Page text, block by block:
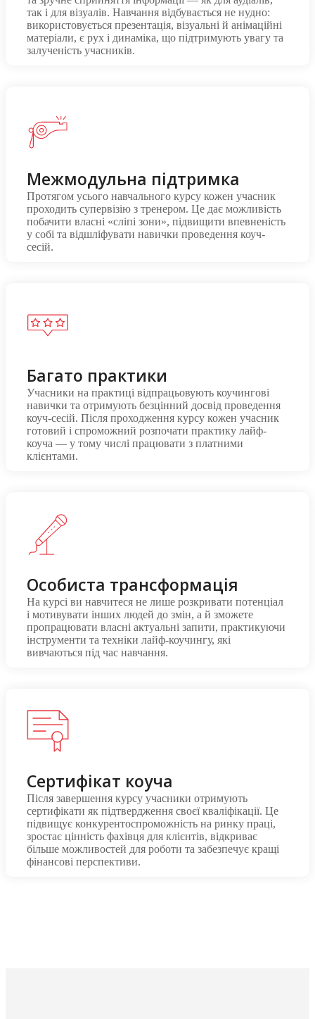
так і для візуалів. Навчання відбувається не нудно:
використовується презентація, візуальні й анімаційні
матеріали, є рух і динаміка, що підтримують увагу та
залученість учасників.
Межмодульна підтримка
Протягом усього навчального курсу кожен учасник
проходить супервізію з тренером. Це дає можливість
побачити власні «сліпі зони», підвищити впевненість
у собі та відшліфувати навички проведення коуч-
сесій.
Багато практики
Учасники на практиці відпрацьовують коучингові
навички та отримують безцінний досвід проведення
коуч-сесій. Після проходження курсу кожен учасник
готовий і спроможний розпочати практику лайф-
коуча — у тому числі працювати з платними
клієнтами.
Особиста трансформація
На курсі ви навчитеся не лише розкривати потенціал
і мотивувати інших людей до змін, а й зможете
пропрацювати власні актуальні запити, практикуючи
інструменти та техніки лайф-коучингу, які
вивчаються під час навчання.
Сертифікат коуча
Після завершення курсу учасники отримують
сертифікати як підтвердження своєї кваліфікації. Це
підвищує конкурентоспроможність на ринку праці,
зростає цінність фахівця для клієнтів, відкриває
більше можливостей для роботи та забезпечує кращі
фінансові перспективи.